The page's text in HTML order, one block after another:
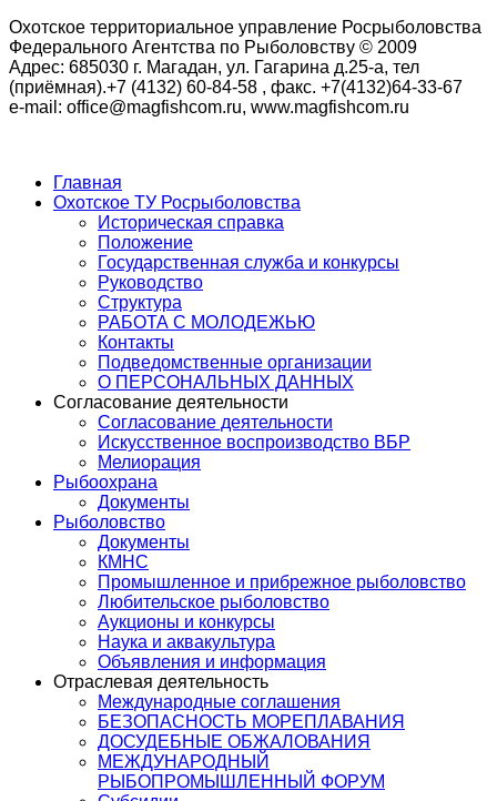
Охотское территориальное управление Росрыболовства
Федерального Агентства по Рыболовству © 2009
Адрес: 685030 г. Магадан, ул. Гагарина д.25-а, тел
(приёмная).+7 (4132) 60-84-58 , факс. +7(4132)64-33-67
e-mail: office@magfishcom.ru, www.magfishcom.ru
Главная
Охотское ТУ Росрыболовства
Историческая справка
Положение
Государственная служба и конкурсы
Руководство
Структура
РАБОТА С МОЛОДЕЖЬЮ
Контакты
Подведомственные организации
О ПЕРСОНАЛЬНЫХ ДАННЫХ
Согласование деятельности
Согласование деятельности
Искусственное воспроизводство ВБР
Мелиорация
Рыбоохрана
Документы
Рыболовство
Документы
КМНС
Промышленное и прибрежное рыболовство
Любительское рыболовство
Аукционы и конкурсы
Наука и аквакультура
Объявления и информация
Отраслевая деятельность
Международные соглашения
БЕЗОПАСНОСТЬ МОРЕПЛАВАНИЯ
ДОСУДЕБНЫЕ ОБЖАЛОВАНИЯ
МЕЖДУНАРОДНЫЙ
РЫБОПРОМЫШЛЕННЫЙ ФОРУМ